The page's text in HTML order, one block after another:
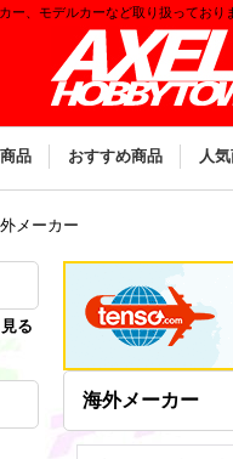
ー、モデルカーなど取り扱っており
品 おすすめ商品 人
メーカー
る
海外メーカー